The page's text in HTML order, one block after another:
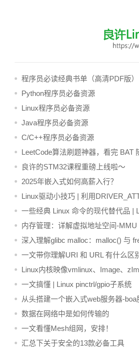
程序员必读经典书单（高清PDF版）
Python程序员必备资源
Linux程序员必备资源
Java程序员必备资源
C/C++程序员必备资源
LeetCode算法刷题神器，看完 BAT
良许的STM32课程重磅上线啦～
2025年嵌入式如何高薪入行？
Linux驱动小技巧 | 利用
一些经典 Linux 命令的现代替代品 |
内存管理：详解虚拟地址空间-MMU
深入理解glibc malloc：malloc() 与
一文带你理解URI 和 URL 有什么区
Linux内核映像vmlinux、Image、
一文搞懂 | Linux pinctrl/gpio子系统
从头搭建一个嵌入式web服务器-boa
数据在网络中是如何传输的
一文看懂Mesh组网，安排！
汇总下关于安全的13款必备工具